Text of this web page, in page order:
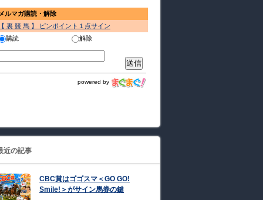
ルマガ購読・解除
裏 競 馬 】 ピンポイント１点サイン
購読
解除
powered by
近の記事
CBC賞はゴゴスマ＜GO GO!
Smile!＞がサイン馬券の鍵